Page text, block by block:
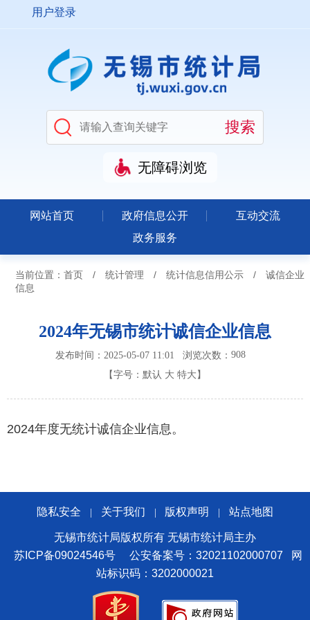
用户登录
无障碍浏览
网站首页 政府信息公开
互动交流
政务服务
当前位置： 首页 / 统计管理 / 统计信息信用公示 /
诚信企业
信息
2024年无锡市统计诚信企业信息
发布时间：2025-05-07 11:01 浏览次数： 908
【字号： 默认 大 特大 】
2024年度无统计诚信企业信息。
隐私安全 关于我们 版权声明 站点地图
无锡市统计局版权所有 无锡市统计局主办
苏ICP备09024546号
公安备案号：32021102000707
网
站标识码：3202000021